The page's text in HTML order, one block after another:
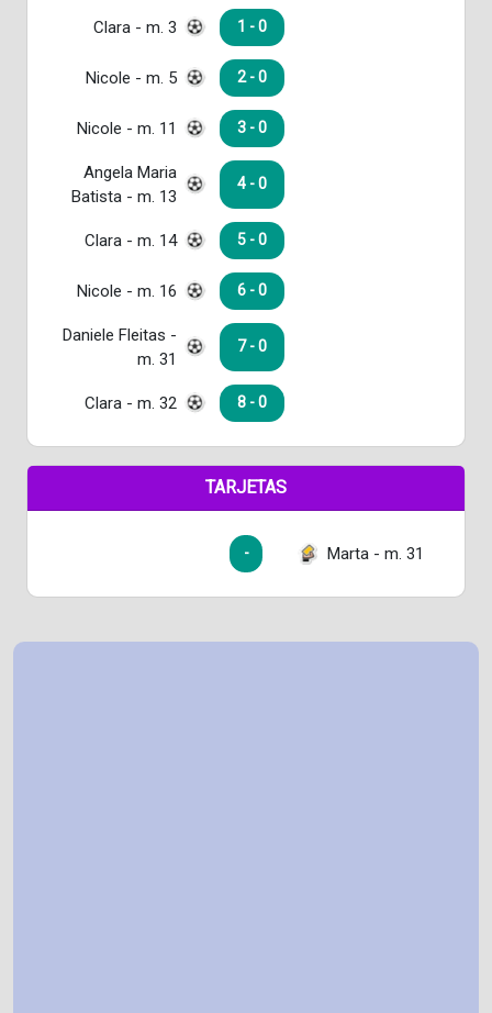
Clara - m. 3 1 - 0
Nicole - m. 5 2 - 0
Nicole - m. 11 3 - 0
Angela Maria
Batista - m. 13
4 - 0
Clara - m. 14 5 - 0
Nicole - m. 16 6 - 0
Daniele Fleitas -
m. 31
7 - 0
Clara - m. 32 8 - 0
TARJETAS
- Marta - m. 31